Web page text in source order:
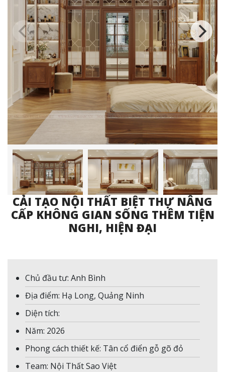
CẢI TẠO NỘI THẤT BIỆT THỰ NÂNG
CẤP KHÔNG GIAN SỐNG THÊM TIỆN
NGHI, HIỆN ĐẠI
Chủ đầu tư: Anh Bình
Địa điểm: Hạ Long, Quảng Ninh
Diện tích:
Năm: 2026
Phong cách thiết kế: Tân cổ điển gỗ gõ đỏ
Team: Nội Thất Sao Việt